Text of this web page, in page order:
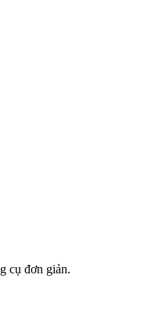
cụ đơn giản.